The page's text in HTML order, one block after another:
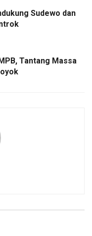
Sudewo dan
Tantang Massa